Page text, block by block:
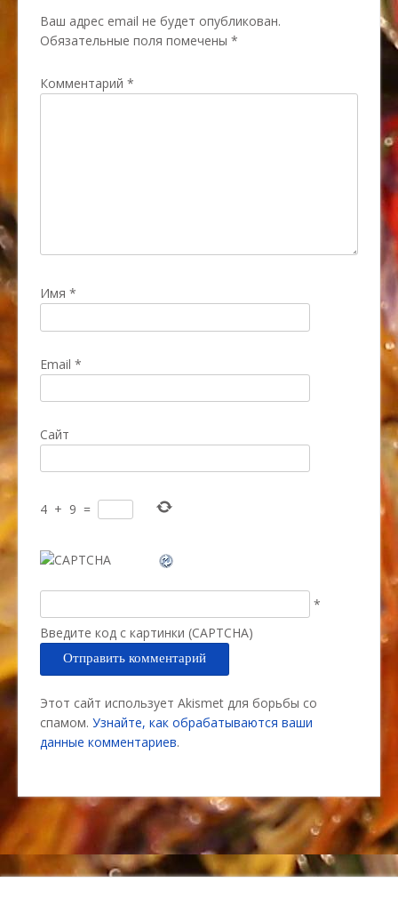
Ваш адрес email не будет опубликован.
Обязательные поля помечены *
Комментарий *
Имя *
Email *
Сайт
4 + 9 =
Введите код с картинки (CAPTCHA)
*
Этот сайт использует Akismet для борьбы со
спамом. Узнайте, как обрабатываются ваши
данные комментариев.